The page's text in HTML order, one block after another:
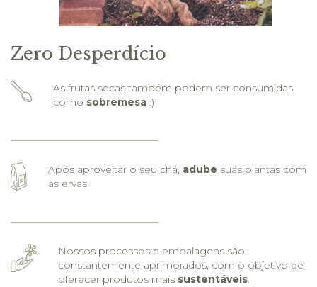
Zero Desperdício
As frutas secas também podem ser consumidas
como sobremesa :)
Após aproveitar o seu chá, adube suas plantas com
as ervas.
Nossos processos e embalagens são
constantemente aprimorados, com o objetivo de
oferecer produtos mais sustentáveis.